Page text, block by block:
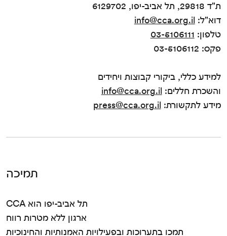
ת"ד 29818, תל אביב-יפו, 6129702
דוא"ל: info@cca.org.il
טלפון: 03-5106111
פקס: 03-5106112
למידע כללי, ביקורי קבוצות ויחידים
והשכרת חללים: info@cca.org.il
מידע לתקשורת: press@cca.org.il
תמיכה
CCA תל אביב-יפו הוא
ארגון ללא מטרות רווח
תמכו בתערוכות ובפעילויות האמנותיות והחינוכיות